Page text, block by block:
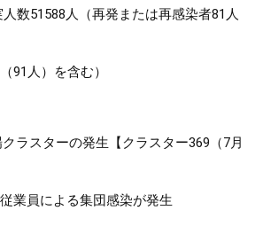
51588人（再発または再感染者81人
91人）を含む）
ラスターの発生【クラスター369（7月
業員による集団感染が発生